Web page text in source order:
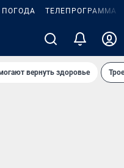
ПОГОДА ТЕЛЕПРОГРАММА
вернуть здоровье